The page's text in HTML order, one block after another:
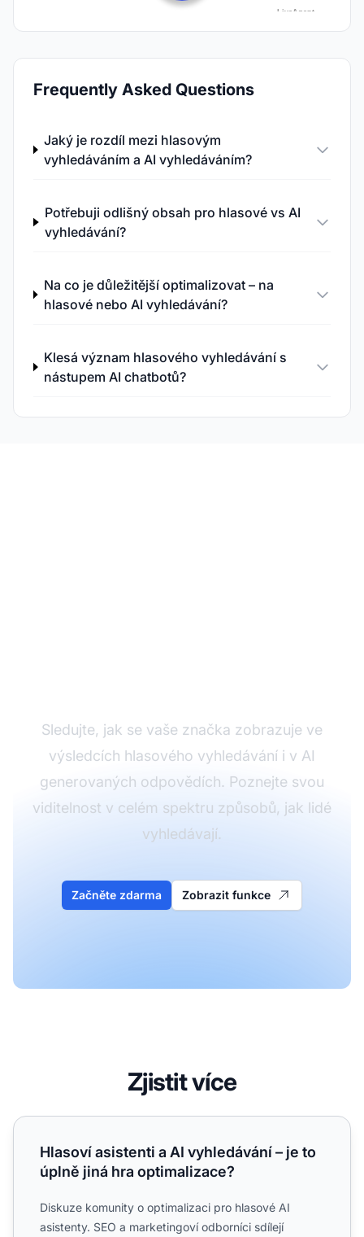
Frequently Asked Questions
Jaký je rozdíl mezi hlasovým
vyhledáváním a AI vyhledáváním?
Potřebuji odlišný obsah pro hlasové vs AI
vyhledávání?
Na co je důležitější optimalizovat – na
hlasové nebo AI vyhledávání?
Klesá význam hlasového vyhledávání s
nástupem AI chatbotů?
Sledujte, jak se vaše značka zobrazuje ve
výsledcích hlasového vyhledávání i v AI
generovaných odpovědích. Poznejte svou
viditelnost v celém spektru způsobů, jak lidé
vyhledávají.
Začněte zdarma Zobrazit funkce
Zjistit více
Hlasoví asistenti a AI vyhledávání – je to úplně jiná hra
Hlasoví asistenti a AI vyhledávání – je to
úplně jiná hra optimalizace?
Diskuze komunity o optimalizaci pro hlasové AI
asistenty. SEO a marketingoví odborníci sdílejí